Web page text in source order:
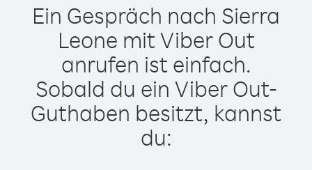
Ein Gespräch nach Sierra
Leone mit Viber Out
anrufen ist einfach.
Sobald du ein Viber Out-
Guthaben besitzt, kannst
du: